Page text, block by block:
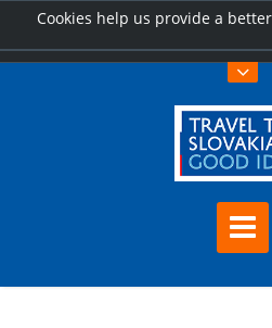
Cookies help us provide a
Kąpielisko termalne